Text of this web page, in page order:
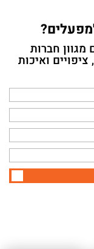
מגוון חברות
ואיכות